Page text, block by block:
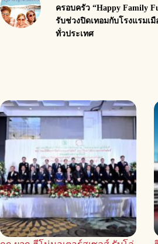
ครอบครัว “Happy Family
รับช่วงปิดเทอมกับโรงแรมเมื
ทั่วประเทศ